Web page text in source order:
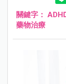
關鍵字：
藥物治療